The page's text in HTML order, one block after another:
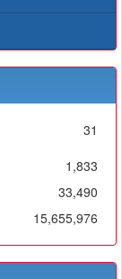
31
1,833
33,490
15,655,976